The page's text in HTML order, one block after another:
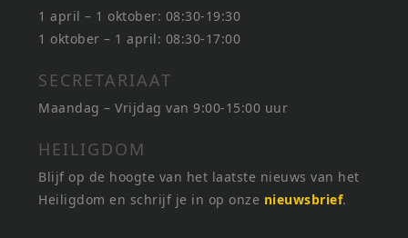
1 april – 1 oktober: 08:30-19:30
1 oktober – 1 april: 08:30-17:00
SECRETARIAAT
Maandag – Vrijdag van 9:00-15:00 uur
HEILIGDOM
Blijf op de hoogte van het laatste nieuws van het
Heiligdom en schrijf je in op onze nieuwsbrief.